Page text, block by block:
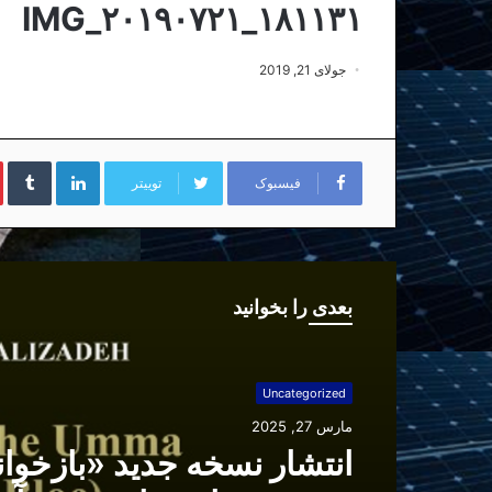
IMG_۲۰۱۹۰۷۲۱_۱۸۱۱۳۱
جولای 21, 2019
فیسبوک توییتر
لینکداین
بعدی را بخوانید
Uncategorized
مارس 27, 2025
انتشار نسخه جدید